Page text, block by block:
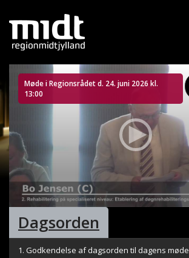
seconds
2
hours,
Møde i Regionsrådet d. 24. juni 2026 kl.
13:00
Dagsorden
1. Godkendelse af dagsorden til dagens møde